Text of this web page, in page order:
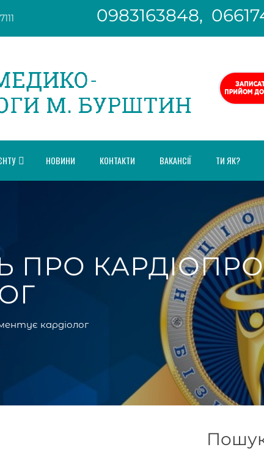
0983163848,
НОВИНИ КОНТАКТИ ВАКАНСІЇ ТИ ЯК?
ПРО
кардіолог